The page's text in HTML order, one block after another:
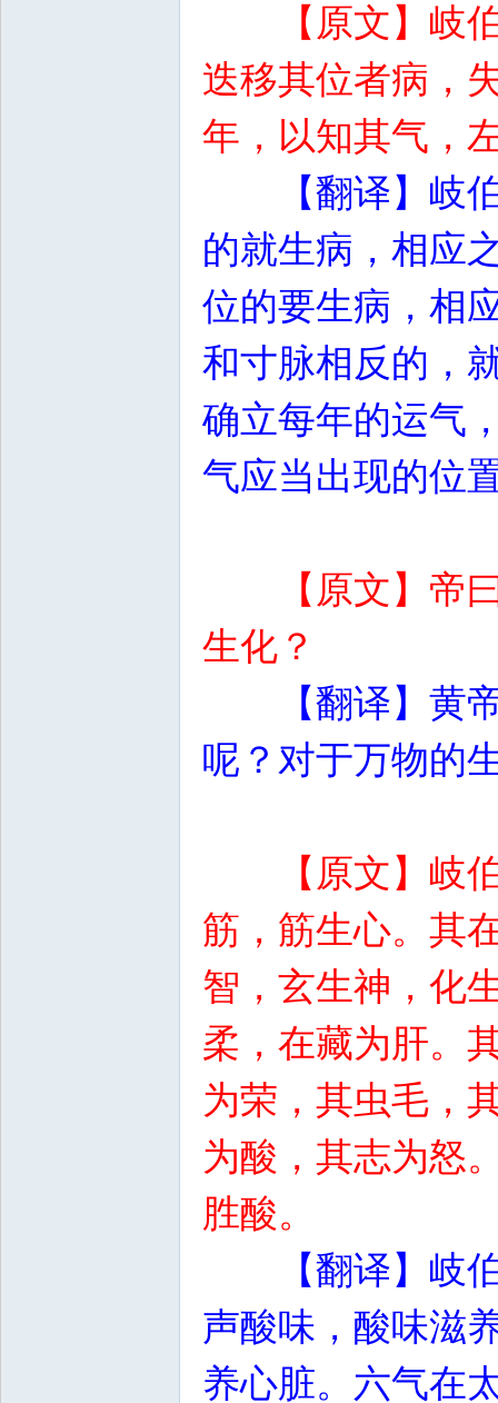
【原文】岐
迭移其位者病，
年，以知其气，
【翻译】岐
的就生病，相应
位的要生病，相
和寸脉相反的，
确立每年的运气
气应当出现的位
【原文】帝
生化？
【翻译】黄
呢？对于万物的
【原文】岐
筋，筋生心。其
智，玄生神，化
柔，在藏为肝。
为荣，其虫毛，
为酸，其志为怒
胜酸。
【翻译】岐
声酸味，酸味滋
养心脏。六气在